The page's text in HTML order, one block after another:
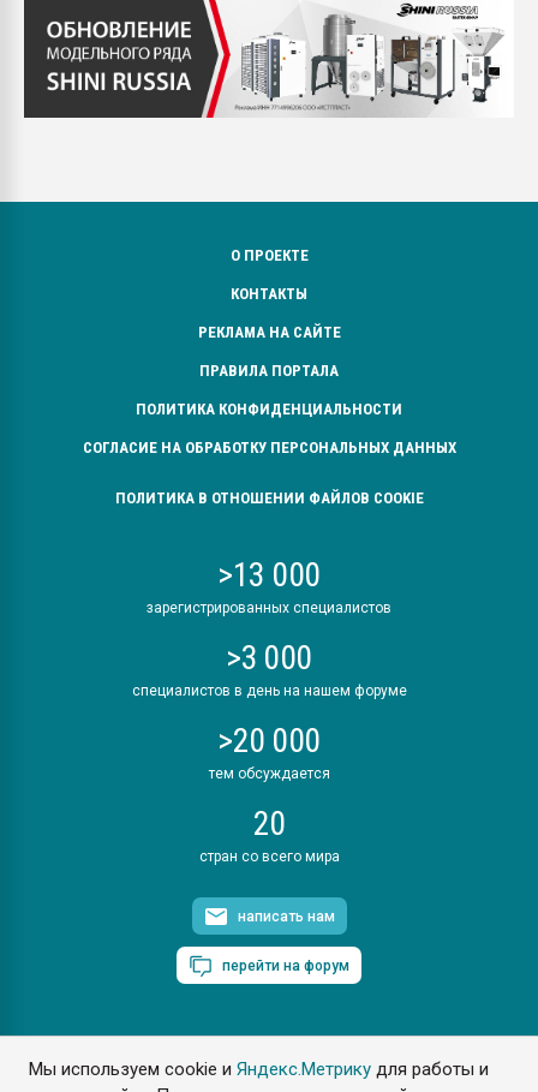
Мы используем cookie иЯндекс.Метрику для работы и
О ПРОЕКТЕ
КОНТАКТЫ
РЕКЛАМА НА САЙТЕ
ПРАВИЛА ПОРТАЛА
ПОЛИТИКА КОНФИДЕНЦИАЛЬНОСТИ
СОГЛАСИЕ НА ОБРАБОТКУ ПЕРСОНАЛЬНЫХ ДАННЫХ
ПОЛИТИКА В ОТНОШЕНИИ ФАЙЛОВ COOKIE
>13 000
зарегистрированных специалистов
>3 000
специалистов в день на нашем форуме
>20 000
тем обсуждается
20
стран со всего мира
написать нам
перейти на форум
ПластЭксперт © 2006. Все права защищены